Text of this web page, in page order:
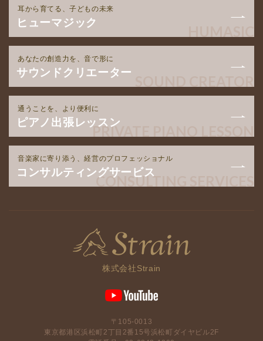
耳から育てる、子どもの未来
ヒューマジック
あなたの創造力を、音で形に
サウンドクリエーター
通うことを、より便利に
PRIVATE PIANO LESSON
ピアノ出張レッスン
音楽家に寄り添う、経営のプロフェッショナル
CONSULTING SERVICES
コンサルティングサービス
株式会社Strain
〒105-0013
東京都港区浜松町2丁目2番15号浜松町ダイヤビル2F